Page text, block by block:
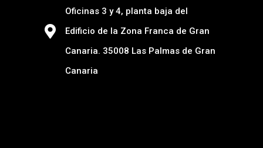
Oficinas 3 y 4, planta baja del
Edificio de la Zona Franca de Gran
Canaria. 35008 Las Palmas de Gran
Canaria